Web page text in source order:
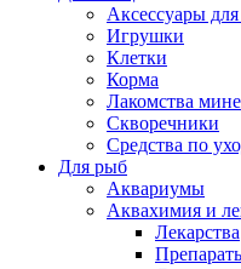
Аксессуары
Игрушки
Клетки
Корма
Лакомства
Скворечники
Средства по
Для рыб
Аквариумы
Аквахимия и
Лекарства